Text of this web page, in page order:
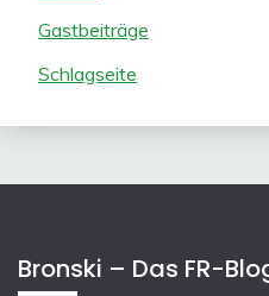
Gastbeiträge
Schlagseite
Bronski – Das FR-